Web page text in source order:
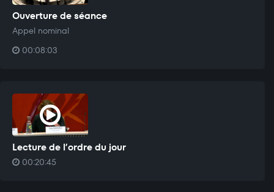
Ouverture de séance
Appel nominal
00:08:03
Lecture de l’ordre du jour
00:20:45